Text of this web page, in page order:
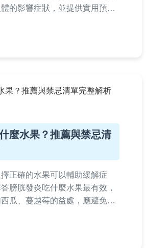
的影響症狀，並提供實用預防
健康，避免人畜共通疾病。內
麼水果？推薦與禁忌清
正確的水果可以輔助緩解症
膀胱發炎吃什麼水果最有效，
瓜、蔓越莓的益處，應避免的
食加速康復。